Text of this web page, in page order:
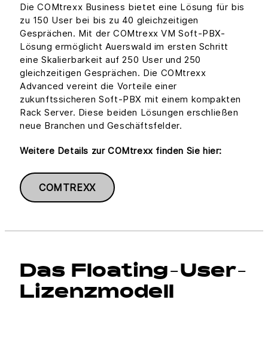
Die COMtrexx Business bietet eine Lösung für bis
zu 150 User bei bis zu 40 gleichzeitigen
Gesprächen. Mit der COMtrexx VM Soft-PBX-
Lösung ermöglicht Auerswald im ersten Schritt
eine Skalierbarkeit auf 250 User und 250
gleichzeitigen Gesprächen. Die COMtrexx
Advanced vereint die Vorteile einer
zukunftssicheren Soft-PBX mit einem kompakten
Rack Server. Diese beiden Lösungen erschließen
neue Branchen und Geschäftsfelder.
Weitere Details zur COMtrexx finden Sie hier:
COMTREXX
Das Floating-User-
Lizenzmodell